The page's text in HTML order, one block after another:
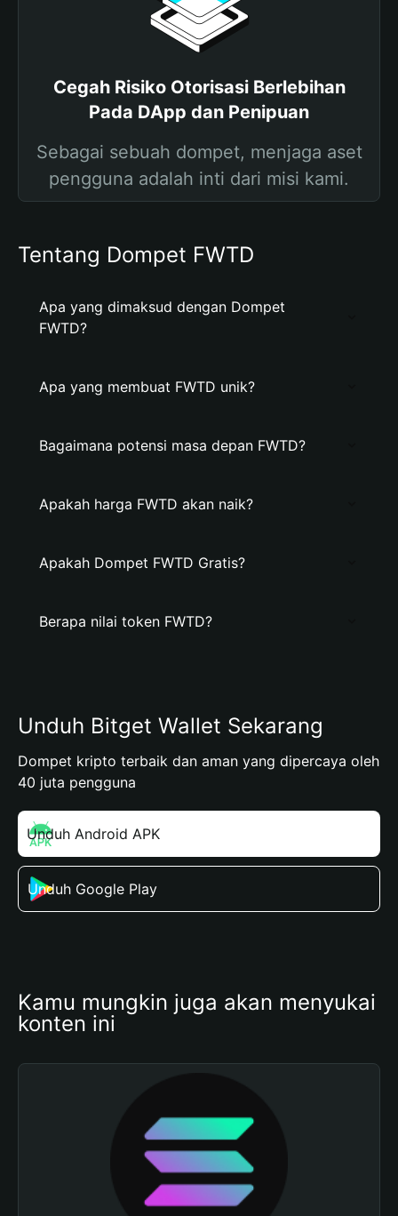
Cegah Risiko Otorisasi Berlebihan
Pada DApp dan Penipuan
Sebagai sebuah dompet, menjaga aset
pengguna adalah inti dari misi kami.
Tentang Dompet FWTD
Apa yang dimaksud dengan Dompet
FWTD?
Apa yang membuat FWTD unik?
Bagaimana potensi masa depan FWTD?
Apakah harga FWTD akan naik?
Apakah Dompet FWTD Gratis?
Berapa nilai token FWTD?
Unduh Bitget Wallet Sekarang
Dompet kripto terbaik dan aman yang dipercaya oleh
40 juta pengguna
Unduh Android APK
Unduh Google Play
Kamu mungkin juga akan menyukai
konten ini